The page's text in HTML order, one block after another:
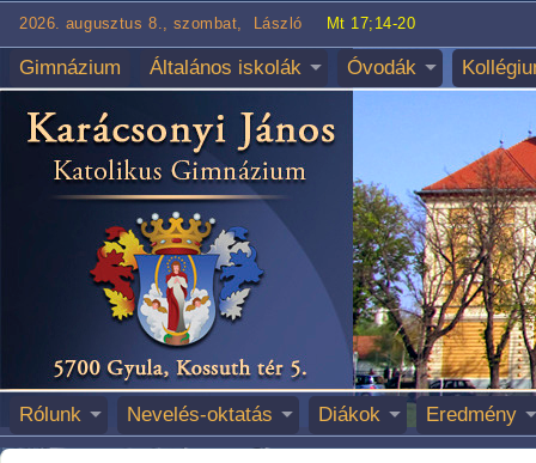
2026. augusztus 8., szombat, László Mt 17;14-20
Gimnázium Általános iskolák Óvodák
Rólunk Nevelés-oktatás Diákok Eredmény